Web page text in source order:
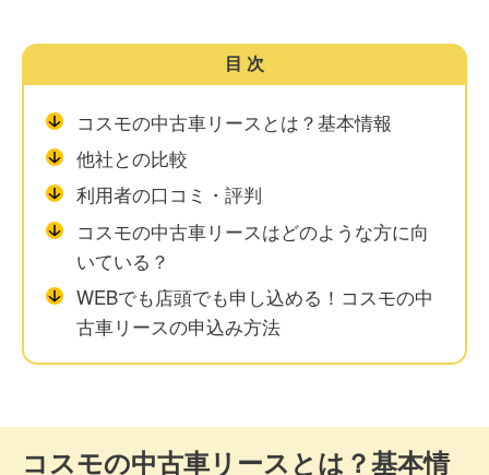
目次
コスモの中古車リースとは？基本情報
他社との比較
利用者の口コミ・評判
コスモの中古車リースはどのような方に向
いている？
WEBでも店頭でも申し込める！コスモの中
古車リースの申込み方法
コスモの中古車リースとは？基本情